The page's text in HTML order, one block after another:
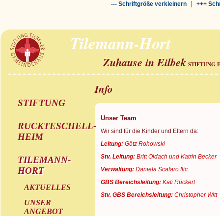
--- Schriftgröße verkleinern| +++
Tilemann-Hort
Zuhause in Eilbek STIFTUNG
STIFTUNG
RUCKTESCHELL-
HEIM
TILEMANN-
HORT
AKTUELLES
UNSER
ANGEBOT
Info
Unser Team
Wir sind für die Kinder und Eltern da:
Leitung:Götz Rohowski
Stv. Leitung:Britt Oldach und Katrin Becker
Verwaltung: Daniela Scafaro Ilic
GBS Bereichsleitung: Kati Rückert
Stv. GBS Bereichsleitung: Christopher Witt